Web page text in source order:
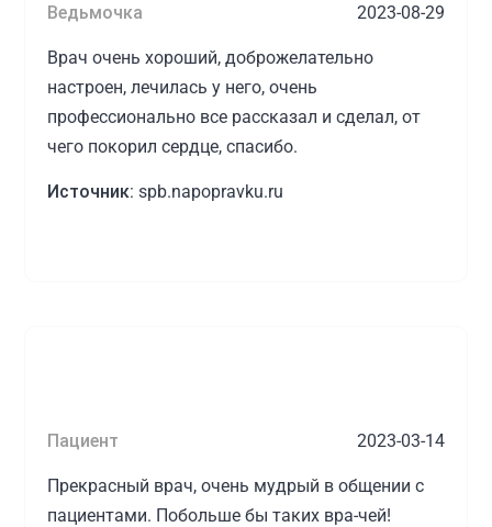
Ведьмочка 2023-08-29
Врач очень хороший, доброжелательно
настроен, лечилась у него, очень
профессионально все рассказал и сделал, от
чего покорил сердце, спасибо.
Источник: spb.napopravku.ru
Пациент 2023-03-14
Прекрасный врач, очень мудрый в общении с
пациентами. Побольше бы таких вра-чей!